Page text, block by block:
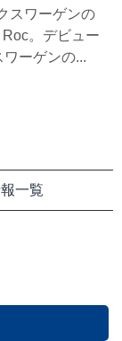
スワーゲンの
。デビュー
ーゲンの...
一覧